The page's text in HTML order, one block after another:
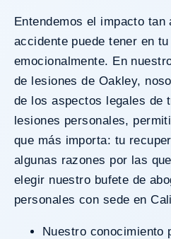
Entendemos el impacto tan
accidente puede tener en
emocionalmente. En
de lesiones de Oakley,
de los aspectos legales de
lesiones personales,
que más importa: tu
algunas razones por las
elegir nuestro bufete de
personales con sede en
Nuestro conocimiento profundo del sistema